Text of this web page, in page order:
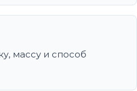
массу и способ